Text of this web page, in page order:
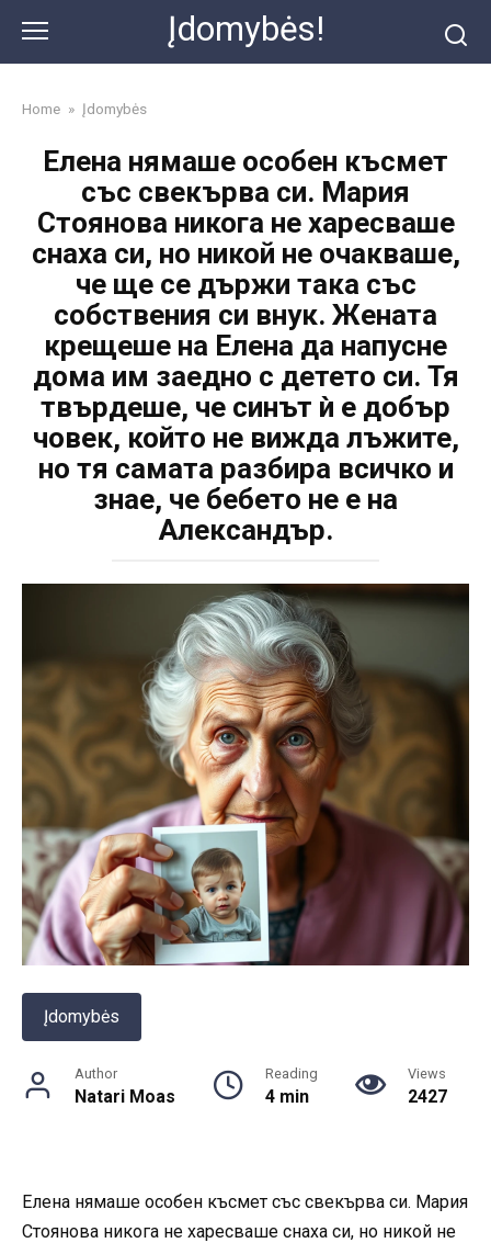
content
Įdomybės!
Home » Įdomybės
Елена нямаше особен късмет
със свекърва си. Мария
Стоянова никога не харесваше
снаха си, но никой не очакваше,
че ще се държи така със
собствения си внук. Жената
крещеше на Елена да напусне
дома им заедно с детето си. Тя
твърдеше, че синът ѝ е добър
човек, който не вижда лъжите,
но тя самата разбира всичко и
знае, че бебето не е на
Александър.
Įdomybės
Author
Natari Moas
Reading
4 min
Views
2427
Елена нямаше особен късмет със свекърва си. Мария
Стоянова никога не харесваше снаха си, но никой не